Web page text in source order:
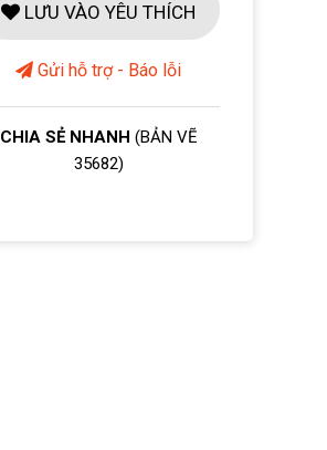
LƯU VÀO YÊU THÍCH
Gửi hỗ trợ - Báo lỗi
CHIA SẺ NHANH (BẢN VẼ
35682)